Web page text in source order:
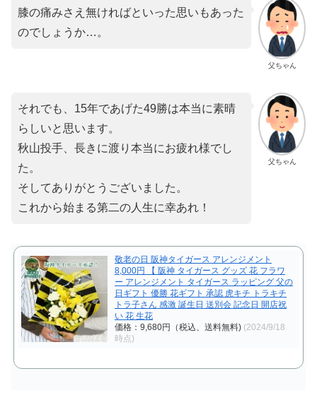
父ちゃん
膝の痛みさえ無ければといった思いもあった
のでしょうか…。
父ちゃん
それでも、15年であげた49勝は本当に素晴
らしいと思います。
秋山投手、長きに渡り本当にお疲れ様でし
た。
そしてありがとうございました。
これから始まる第二の人生に幸あれ！
敬老の日 阪神タイガース アレンジメント
8,000円 【 阪神 タイガース グッズ 花 フラワ
ー アレンジメント タイガース ラッピング 父の
日ギフト 優勝 花ギフト 承認 虎キチ トラキチ
トラ子さん 感激 誕生日 送別会 記念日 開店祝
い 花 生花
価格：9,680円（税込、送料無料) (2024/9/18
時点)